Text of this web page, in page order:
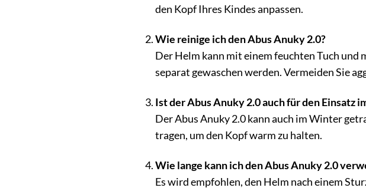
den Kopf Ihres Kindes anpassen.
Wie reinige ich den Abus Anuky 2.0?
Der Helm kann mit einem feuchten Tuch
separat gewaschen werden. Vermeiden Sie
Ist der Abus Anuky 2.0 auch für den Einsatz
Der Abus Anuky 2.0 kann auch im Winter
tragen, um den Kopf warm zu halten.
Wie lange kann ich den Abus Anuky 2.0
Es wird empfohlen, den Helm nach einem